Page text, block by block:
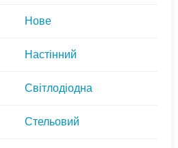
Нове
Настінний
Світлодіодна
Стельовий